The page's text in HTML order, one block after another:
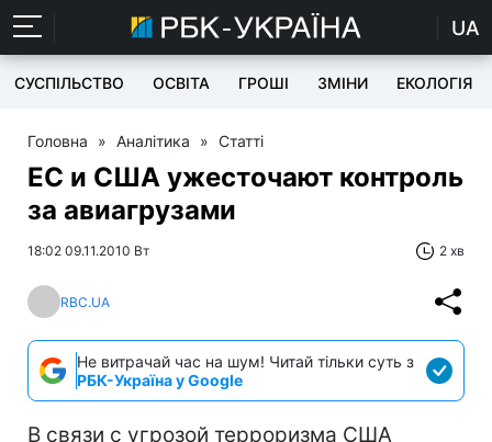
UA
СУСПІЛЬСТВО ОСВІТА ГРОШІ ЗМІНИ ЕКОЛОГІЯ
Головна » Аналітика » Статті
ЕС и США ужесточают контроль
за авиагрузами
18:02 09.11.2010 Вт 2 хв
RBC.UA
Не витрачай час на шум! Читай тільки суть з
РБК-Україна у Google
В связи с угрозой терроризма США